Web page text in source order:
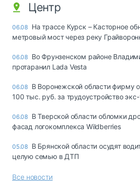
Центр
06.08 На трассе Курск – Касторное
метровый мост через реку
06.08 Во Фрунзенском районе
протаранил Lada Vesta
06.08 В Воронежской области фирму
100 тыс. руб. за трудоустройство
06.08 В Тверской области обломки
фасад логокомплекса Wildberries
05.08 В Брянской области осудят
целую семью в ДТП
Все новости